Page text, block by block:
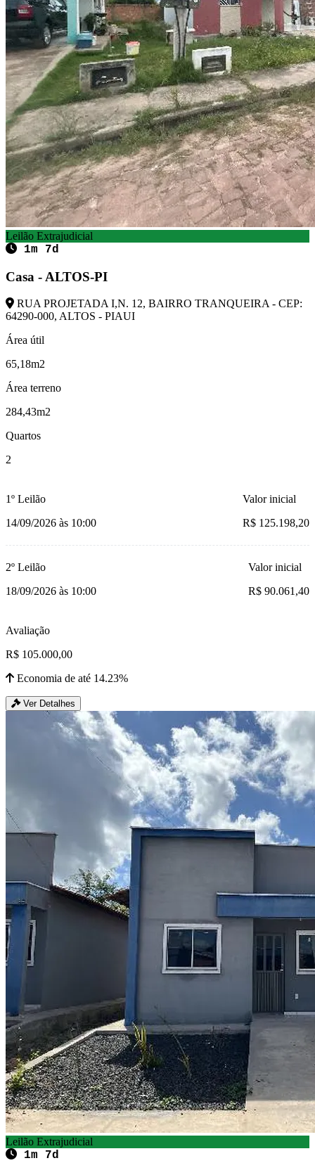
Leilão Extrajudicial
1m 7d
Casa - ALTOS-PI
RUA PROJETADA I,N. 12, BAIRRO TRANQUEIRA - CEP:
64290-000, ALTOS - PIAUI
Área útil
65,18m2
Área terreno
284,43m2
Quartos
2
1º Leilão
14/09/2026 às 10:00
Valor inicial
R$ 125.198,20
2º Leilão
18/09/2026 às 10:00
Valor inicial
R$ 90.061,40
Avaliação
R$ 105.000,00
Economia de até 14.23%
Ver Detalhes
Leilão Extrajudicial
1m 7d